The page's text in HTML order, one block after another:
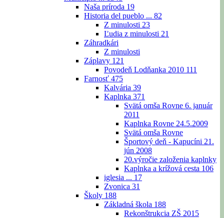
Naša príroda 19
Historia del pueblo ... 82
Z minulosti 23
Ľudia z minulosti 21
Záhradkári
Z minulosti
Záplavy 121
Povodeň Lodňanka 2010 111
Farnosť 475
Kalvária 39
Kaplnka 371
Svätá omša Rovne 6. január
2011
Kaplnka Rovne 24.5.2009
Svätá omša Rovne
Športový deň - Kapucíni 21.
jún 2008
20.výročie založenia kaplnky
Kaplnka a krížová cesta 106
iglesia ... 17
Zvonica 31
Školy 188
Základná škola 188
Rekonštrukcia ZŠ 2015